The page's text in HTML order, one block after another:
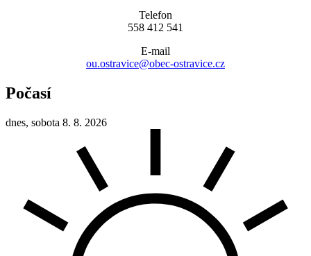
Telefon
558 412 541
E-mail
ou.ostravice@obec-ostravice.cz
Počasí
dnes, sobota 8. 8. 2026